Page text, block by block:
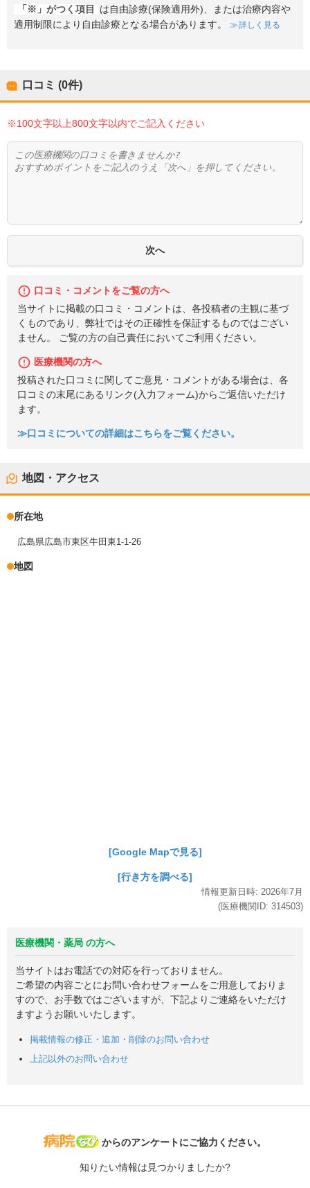
「※」がつく項目
は自由診療(保険適用外)、または治療内容や
適用制限により自由診療となる場合があります。
詳しく見る
口コミ (0件)
※100文字以上800文字以内でご記入ください
口コミ・コメントをご覧の方へ
当サイトに掲載の口コミ・コメントは、各投稿者の主観に基づ
くものであり、弊社ではその正確性を保証するものではござい
ません。 ご覧の方の自己責任においてご利用ください。
医療機関の方へ
投稿された口コミに関してご意見・コメントがある場合は、各
口コミの末尾にあるリンク(入力フォーム)からご返信いただけ
ます。
≫口コミについての詳細はこちらをご覧ください。
地図・アクセス
所在地
広島県広島市東区牛田東1-1-26
地図
[Google Mapで見る]
[行き方を調べる]
情報更新日時: 2026年7月
(医療機関ID: 314503)
医療機関・薬局 の方へ
当サイトはお電話での対応を行っておりません。
ご希望の内容ごとにお問い合わせフォームをご用意しておりま
すので、お手数ではございますが、下記よりご連絡をいただけ
ますようお願いいたします。
掲載情報の修正・追加・削除のお問い合わせ
上記以外のお問い合わせ
病院なび
からのアンケートにご協力ください。
知りたい情報は見つかりましたか?